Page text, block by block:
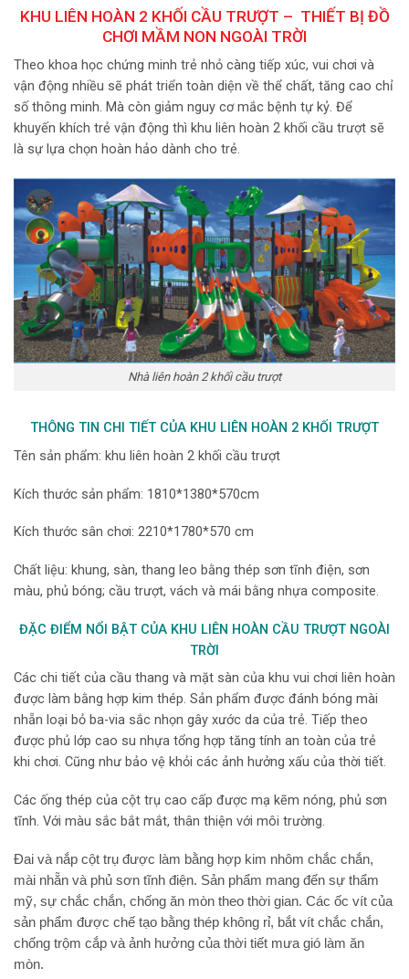
KHU LIÊN HOÀN 2 KHỐI CẦU TRƯỢT – THIẾT BỊ ĐỒ
CHƠI MẦM NON NGOÀI TRỜI
Theo khoa học chứng minh trẻ nhỏ càng tiếp xúc, vui chơi và
vận động nhiều sẽ phát triển toàn diện về thể chất, tăng cao chỉ
số thông minh. Mà còn giảm nguy cơ mắc bệnh tự kỷ. Để
khuyến khích trẻ vận động thì khu liên hoàn 2 khối cầu trượt sẽ
là sự lựa chọn hoàn hảo dành cho trẻ.
Nhà liên hoàn 2 khối cầu trượt
THÔNG TIN CHI TIẾT CỦA KHU LIÊN HOÀN 2 KHỐI TRƯỢT
Tên sản phẩm: khu liên hoàn 2 khối cầu trượt
Kích thước sản phẩm: 1810*1380*570cm
Kích thước sân chơi: 2210*1780*570 cm
Chất liệu: khung, sàn, thang leo bằng thép sơn tĩnh điện, sơn
màu, phủ bóng; cầu trượt, vách và mái bằng nhựa composite.
ĐẶC ĐIỂM NỔI BẬT CỦA KHU LIÊN HOÀN CẦU TRƯỢT NGOÀI
TRỜI
Các chi tiết của cầu thang và mặt sàn của khu vui chơi liên hoàn
được làm bằng hợp kim thép. Sản phẩm được đánh bóng mài
nhẵn loại bỏ ba-via sắc nhọn gây xước da của trẻ. Tiếp theo
được phủ lớp cao su nhựa tổng hợp tăng tính an toàn của trẻ
khi chơi. Cũng như bảo vệ khỏi các ảnh hưởng xấu của thời tiết.
Các ống thép của cột trụ cao cấp được mạ kẽm nóng, phủ sơn
tĩnh. Với màu sắc bắt mắt, thân thiện với môi trường.
Đai và nắp cột trụ được làm bằng hợp kim nhôm chắc chắn,
mài nhẵn và phủ sơn tĩnh điện. Sản phẩm mang đến sự thẩm
mỹ, sự chắc chắn, chống ăn mòn theo thời gian. Các ốc vít của
sản phẩm được chế tạo bằng thép không rỉ, bắt vít chắc chắn,
chống trộm cắp và ảnh hưởng của thời tiết mưa gió làm ăn
mòn.